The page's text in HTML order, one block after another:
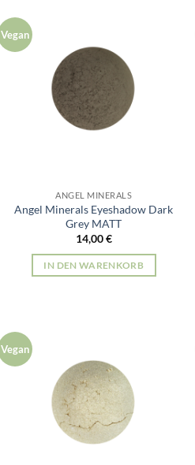
Vegan
ANGEL MINERALS
Angel Minerals Eyeshadow Dark
Grey MATT
14,00€
IN DEN WARENKORB
Vegan